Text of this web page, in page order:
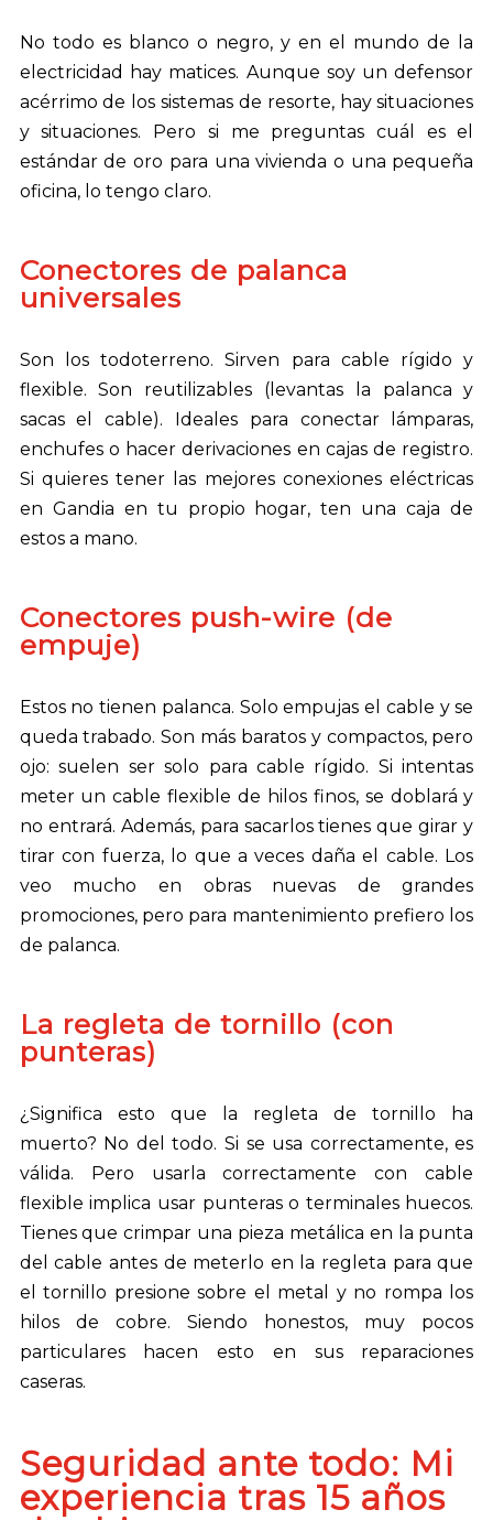
No todo es blanco o negro, y en el mundo de la
electricidad hay matices. Aunque soy un defensor
acérrimo de los sistemas de resorte, hay situaciones
y situaciones. Pero si me preguntas cuál es el
estándar de oro para una vivienda o una pequeña
oficina, lo tengo claro.
Conectores de palanca
universales
Son los todoterreno. Sirven para cable rígido y
flexible. Son reutilizables (levantas la palanca y
sacas el cable). Ideales para conectar lámparas,
enchufes o hacer derivaciones en cajas de registro.
Si quieres tener las mejores conexiones eléctricas
en Gandia en tu propio hogar, ten una caja de
estos a mano.
Conectores push-wire (de
empuje)
Estos no tienen palanca. Solo empujas el cable y se
queda trabado. Son más baratos y compactos, pero
ojo: suelen ser solo para cable rígido. Si intentas
meter un cable flexible de hilos finos, se doblará y
no entrará. Además, para sacarlos tienes que girar y
tirar con fuerza, lo que a veces daña el cable. Los
veo mucho en obras nuevas de grandes
promociones, pero para mantenimiento prefiero los
de palanca.
La regleta de tornillo (con
punteras)
¿Significa esto que la regleta de tornillo ha
muerto? No del todo. Si se usa correctamente, es
válida. Pero usarla correctamente con cable
flexible implica usar punteras o terminales huecos.
Tienes que crimpar una pieza metálica en la punta
del cable antes de meterlo en la regleta para que
el tornillo presione sobre el metal y no rompa los
hilos de cobre. Siendo honestos, muy pocos
particulares hacen esto en sus reparaciones
caseras.
Seguridad ante todo: Mi
experiencia tras 15 años